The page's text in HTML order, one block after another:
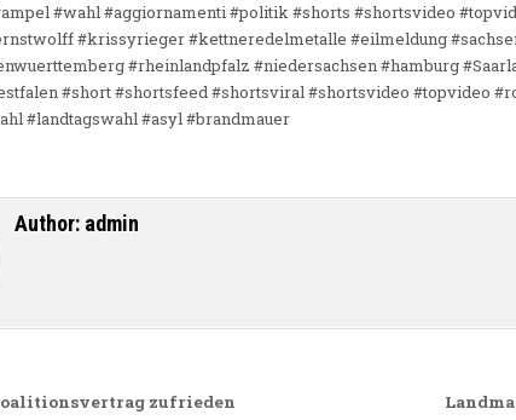
#wahl #aggiornamenti #politik #shorts #shortsvideo
#krissyrieger #kettneredelmetalle #eilmeldung
#rheinlandpfalz #niedersachsen #hamburg
#short #shortsfeed #shortsviral #shortsvideo #topvideo
#landtagswahl #asyl #brandmauer
Author: admin
zufrieden